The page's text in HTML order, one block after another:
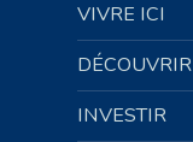
VIVRE ICI
DÉCOUVRIR
INVESTIR